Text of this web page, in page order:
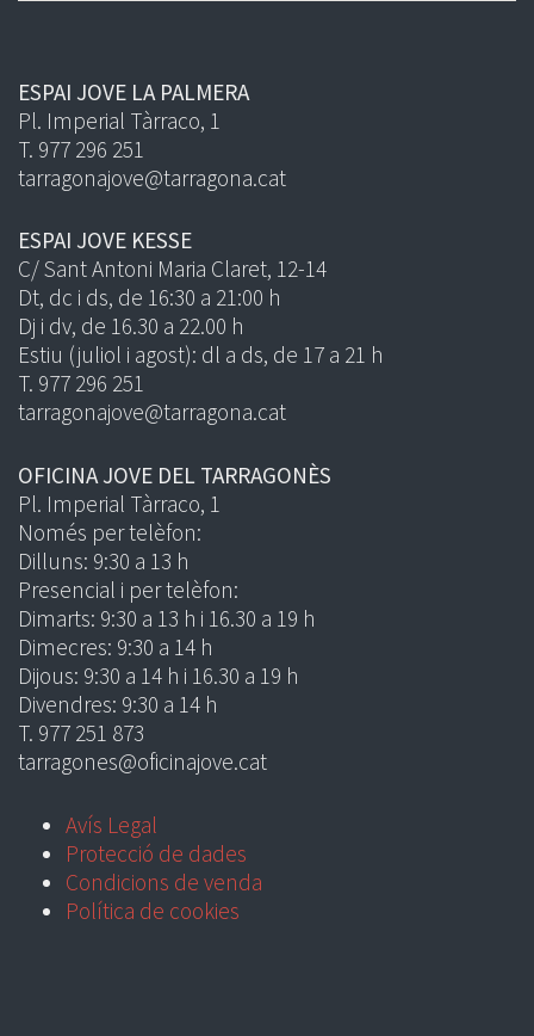
ESPAI JOVE LA PALMERA
Pl. Imperial Tàrraco, 1
T. 977 296 251
tarragonajove@tarragona.cat
ESPAI JOVE KESSE
C/ Sant Antoni Maria Claret, 12-14
Dt, dc i ds, de 16:30 a 21:00 h
Dj i dv, de 16.30 a 22.00 h
Estiu (juliol i agost): dl a ds, de 17 a 21 h
T. 977 296 251
tarragonajove@tarragona.cat
OFICINA JOVE DEL TARRAGONÈS
Pl. Imperial Tàrraco, 1
Només per telèfon:
Dilluns: 9:30 a 13 h
Presencial i per telèfon:
Dimarts: 9:30 a 13 h i 16.30 a 19 h
Dimecres: 9:30 a 14 h
Dijous: 9:30 a 14 h i 16.30 a 19 h
Divendres: 9:30 a 14 h
T. 977 251 873
tarragones@oficinajove.cat
Avís Legal
Protecció de dades
Condicions de venda
Política de cookies